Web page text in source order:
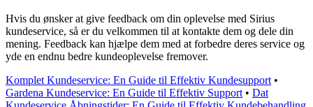
Hvis du ønsker at give feedback om din oplevelse med Sirius
kundeservice, så er du velkommen til at kontakte dem og dele din
mening. Feedback kan hjælpe dem med at forbedre deres service og
yde en endnu bedre kundeoplevelse fremover.
Komplet Kundeservice: En Guide til Effektiv Kundesupport •
Gardena Kundeservice: En Guide til Effektiv Support • Dat